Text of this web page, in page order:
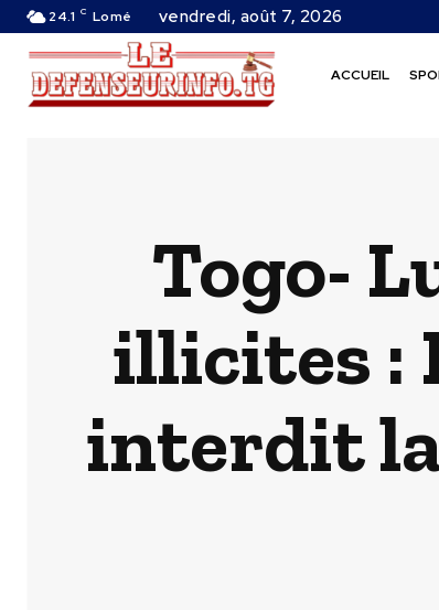
24.1 C Lomé vendredi, août 7, 2026
ACCUEIL
Togo-
illicites :
interdit la